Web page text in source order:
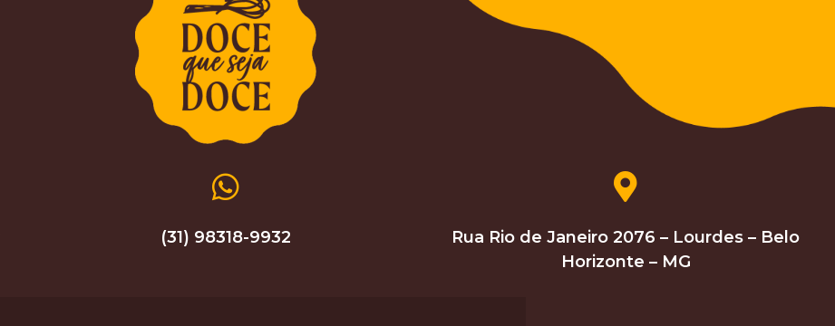
(31) 98318-9932
Rua Rio de Janeiro 2076 – Lourdes – Belo
Horizonte – MG